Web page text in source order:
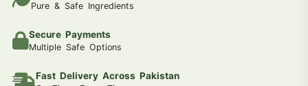
Pure & Safe Ingredients
Secure Payments
Multiple Safe Options
Fast Delivery Across Pakistan